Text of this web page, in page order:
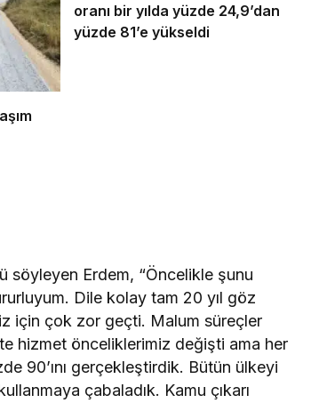
oranı bir yılda yüzde 24,9’dan
yüzde 81’e yükseldi
söyleyen Erdem, “Öncelikle şunu
Dile kolay tam 20 yıl göz
için çok zor geçti. Malum süreçler
hizmet önceliklerimiz değişti ama her
90’ını gerçekleştirdik. Bütün ülkeyi
çabaladık. Kamu çıkarı